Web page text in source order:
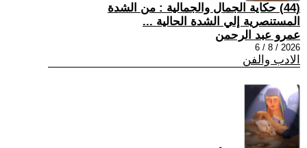
(44) حكاية الجمال والجمالية : من الشدة
المستنصرية إلي الشدة الحالية ...
عمرو عبد الرحمن
2026 / 8 / 6
الادب والفن